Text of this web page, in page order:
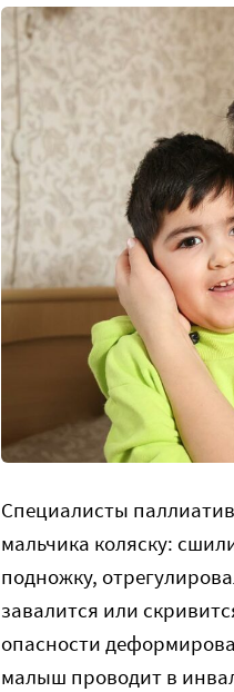
Специалисты
мальчика коляску:
подножку,
завалится или
опасности
малыш проводит в